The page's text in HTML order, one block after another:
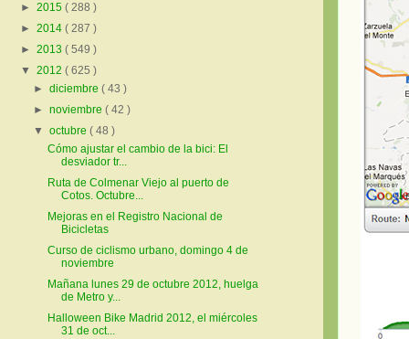
► 2015 ( 288 )
► 2014 ( 287 )
► 2013 ( 549 )
▼ 2012 ( 625 )
►diciembre( 43 )
►noviembre( 42 )
▼octubre( 48 )
Cómo ajustar el cambio de la bici: El
desviador tr...
Ruta de Colmenar Viejo al puerto de
Cotos. Octubre...
Mejoras en el Registro Nacional de
Bicicletas
Curso de ciclismo urbano, domingo 4 de
noviembre
Mañana lunes 29 de octubre 2012, huelga
de Metro y...
Halloween Bike Madrid 2012, el miércoles
31 de oct...